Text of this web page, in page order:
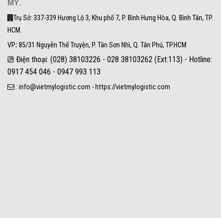
MỸ.
Trụ Sở: 337-339 Hương Lộ 3, Khu phố 7, P. Bình Hưng Hòa, Q. Bình Tân, TP.
HCM.
VP: 85/31 Nguyễn Thế Truyện, P. Tân Sơn Nhì, Q. Tân Phú, TP.HCM
Điện thoại: (028) 38103226 - 028 38103262 (Ext:113) - Hotline:
0917 454 046 - 0947 993 113
: info@vietmylogistic.com - https://vietmylogistic.com